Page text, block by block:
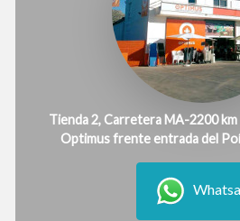
Tienda 2, Carretera MA-2200
Optimus frente entrada del